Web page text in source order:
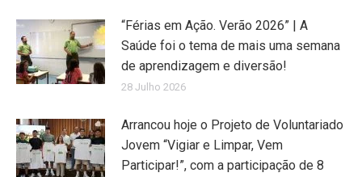
“Férias em Ação. Verão 2026” | A
Saúde foi o tema de mais uma semana
de aprendizagem e diversão!
28 Julho 2026
Arrancou hoje o Projeto de Voluntariado
Jovem “Vigiar e Limpar, Vem
Participar!”, com a participação de 8